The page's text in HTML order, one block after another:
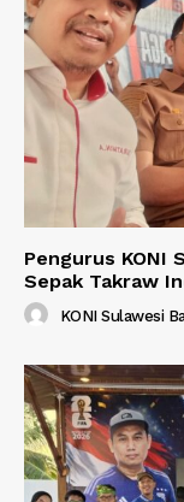
Pengurus KONI
Sepak Takraw
KONI Sulawesi